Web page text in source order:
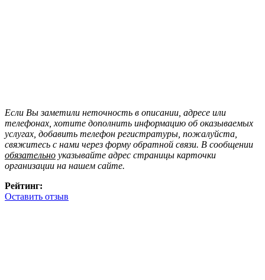
Если Вы заметили неточность в описании, адресе или
телефонах, хотите дополнить информацию об оказываемых
услугах, добавить телефон регистратуры, пожалуйста,
свяжитесь с нами через форму обратной связи. В сообщении
обязательно указывайте адрес страницы карточки
организации на нашем сайте.
Рейтинг:
Оставить отзыв